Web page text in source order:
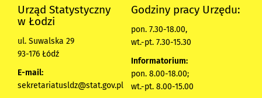
Urząd Statystyczny
w Łodzi
ul. Suwalska 29
93-176 Łódź
E-mail:
sekretariatusldz@stat.gov.pl
Godziny pracy Urzędu:
pon. 7.30-18.00,
wt.-pt. 7.30-15.30
Informatorium:
pon. 8.00-18.00;
wt.-pt. 8.00-15.00